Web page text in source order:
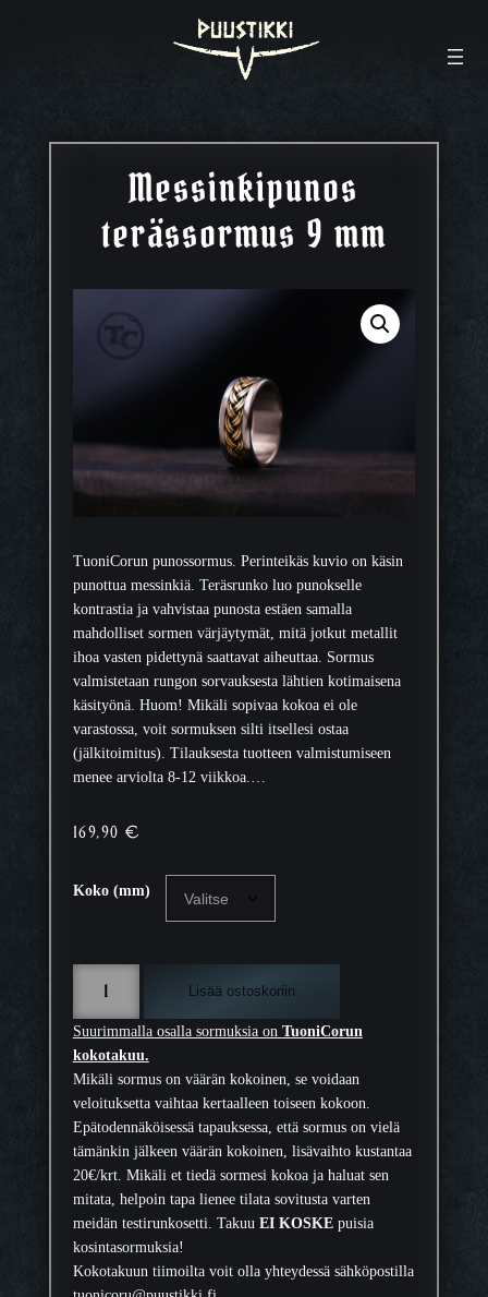
Messinkipunos
terässormus 9 mm
TuoniCorun punossormus. Perinteikäs kuvio on käsin
punottua messinkiä. Teräsrunko luo punokselle
kontrastia ja vahvistaa punosta estäen samalla
mahdolliset sormen värjäytymät, mitä jotkut metallit
ihoa vasten pidettynä saattavat aiheuttaa. Sormus
valmistetaan rungon sorvauksesta lähtien kotimaisena
käsityönä. Huom! Mikäli sopivaa kokoa ei ole
varastossa, voit sormuksen silti itsellesi ostaa
(jälkitoimitus). Tilauksesta tuotteen valmistumiseen
menee arviolta 8-12 viikkoa.…
169,90€
Koko (mm)
s
s
i
k
i
p
o
s
t
Lisää ostoskoriin
Suurimmalla osalla sormuksia on TuoniCorun
kokotakuu.
Mikäli sormus on väärän kokoinen, se voidaan
veloituksetta vaihtaa kertaalleen toiseen kokoon.
Epätodennäköisessä tapauksessa, että sormus on vielä
tämänkin jälkeen väärän kokoinen, lisävaihto kustantaa
20€/krt. Mikäli et tiedä sormesi kokoa ja haluat sen
mitata, helpoin tapa lienee tilata sovitusta varten
meidän testirunkosetti. Takuu EI KOSKEpuisia
kosintasormuksia!
Kokotakuun tiimoilta voit olla yhteydessä sähköpostilla